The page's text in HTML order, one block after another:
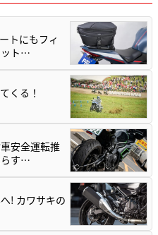
トにもフィ
ット…
くる！
安全運転推
らす…
! カワサキの